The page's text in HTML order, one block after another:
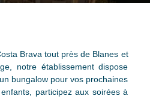
Brava tout près de Blanes et
notre établissement dispose
bungalow pour vos prochaines
participez aux soirées à